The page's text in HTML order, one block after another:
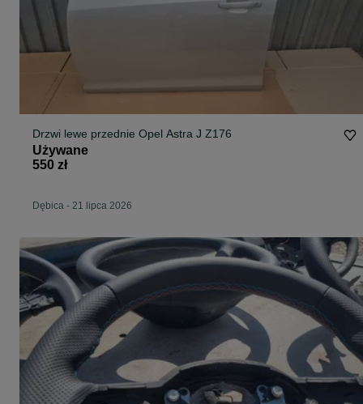
Drzwi lewe przednie Opel Astra J Z176
Używane
550 zł
Dębica - 21 lipca 2026